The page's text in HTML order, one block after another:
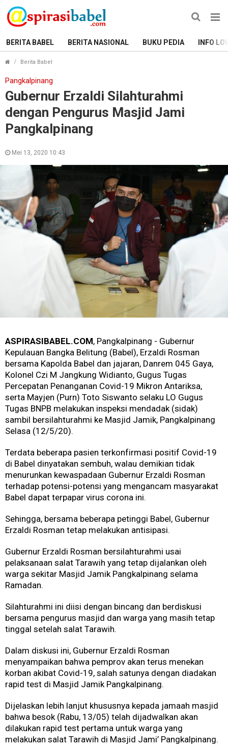
BERITA BABEL BERITA NASIONAL BUKU PEDIA INFO
Berita Babel
Pangkalpinang
Gubernur Erzaldi Silahturahmi
dengan Pengurus Masjid Jami
Pangkalpinang
Mei 13, 2020 10:43
ASPIRASIBABEL.COM, Pangkalpinang - Gubernur
Kepulauan Bangka Belitung (Babel), Erzaldi Rosman
bersama Kapolda Babel dan jajaran, Danrem 045 Gaya,
Kolonel Czi M Jangkung Widianto, Gugus Tugas
Percepatan Penanganan Covid-19 Mikron Antariksa,
serta Mayjen (Purn) Toto Siswanto selaku LO Gugus
Tugas BNPB melakukan inspeksi mendadak (sidak)
sambil bersilahturahmi ke Masjid Jamik, Pangkalpinang
Selasa (12/5/20).
Terdata beberapa pasien terkonfirmasi positif Covid-19
di Babel dinyatakan sembuh, walau demikian tidak
menurunkan kewaspadaan Gubernur Erzaldi Rosman
terhadap potensi-potensi yang mengancam masyarakat
Babel dapat terpapar virus corona ini.
Sehingga, bersama beberapa petinggi Babel, Gubernur
Erzaldi Rosman tetap melakukan antisipasi.
Gubernur Erzaldi Rosman bersilahturahmi usai
pelaksanaan salat Tarawih yang tetap dijalankan oleh
warga sekitar Masjid Jamik Pangkalpinang selama
Ramadan.
Silahturahmi ini diisi dengan bincang dan berdiskusi
bersama pengurus masjid dan warga yang masih tetap
tinggal setelah salat Tarawih.
Dalam diskusi ini, Gubernur Erzaldi Rosman
menyampaikan bahwa pemprov akan terus menekan
korban akibat Covid-19, salah satunya dengan diadakan
rapid test di Masjid Jamik Pangkalpinang.
Dijelaskan lebih lanjut khususnya kepada jamaah masjid
bahwa besok (Rabu, 13/05) telah dijadwalkan akan
dilakukan rapid test pertama untuk warga yang
melakukan salat Tarawih di Masjid Jami’ Pangkalpinang.